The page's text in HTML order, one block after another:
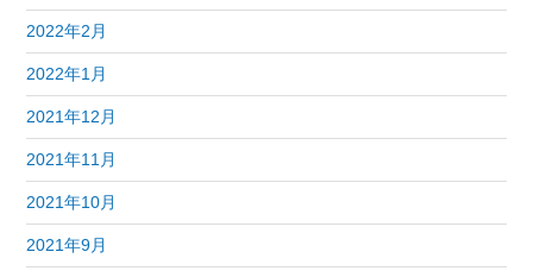
2022年2月
2022年1月
2021年12月
2021年11月
2021年10月
2021年9月